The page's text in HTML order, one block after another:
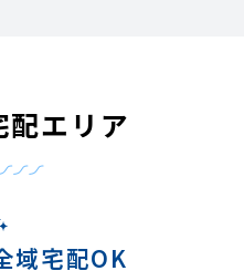
配エリア
域宅配OK